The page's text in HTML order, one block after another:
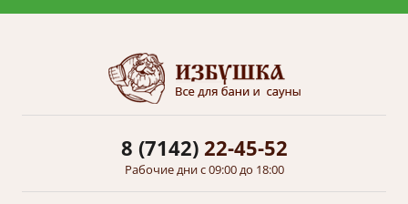
8 (7142)22-45-52
Рабочие дни с 09:00 до 18:00